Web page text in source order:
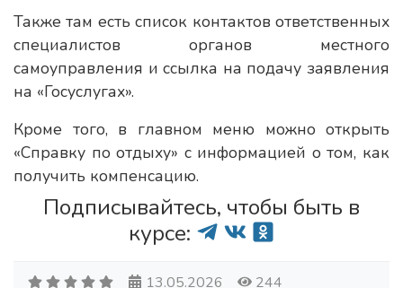
Также там есть список контактов ответственных
специалистов органов местного
самоуправления и ссылка на подачу заявления
на «Госуслугах».
Кроме того, в главном меню можно открыть
«Справку по отдыху» с информацией о том, как
получить компенсацию.
Подписывайтесь, чтобы быть в
курсе:
13.05.2026 244